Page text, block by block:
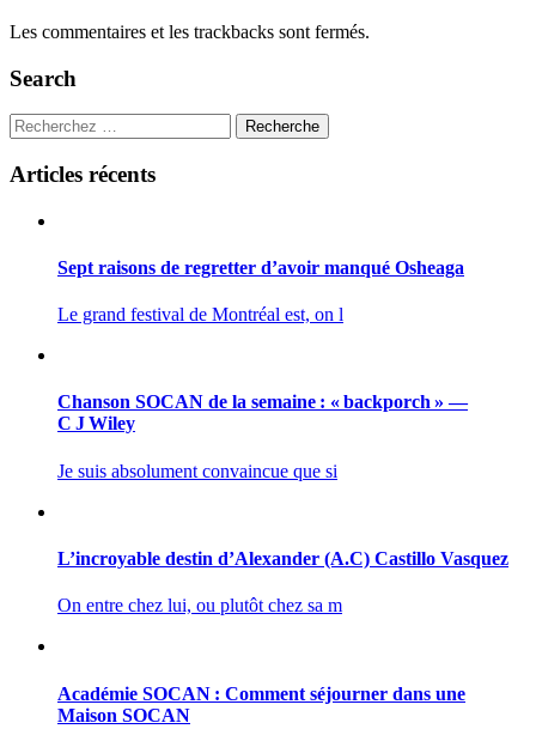
Les commentaires et les trackbacks sont fermés.
Search
Recherche
Articles récents
Sept raisons de regretter d’avoir manqué Osheaga
Le grand festival de Montréal est, on l
Chanson SOCAN de la semaine : « backporch » —
C J Wiley
Je suis absolument convaincue que si
L’incroyable destin d’Alexander (A.C) Castillo Vasquez
On entre chez lui, ou plutôt chez sa m
Académie SOCAN : Comment séjourner dans une
Maison SOCAN